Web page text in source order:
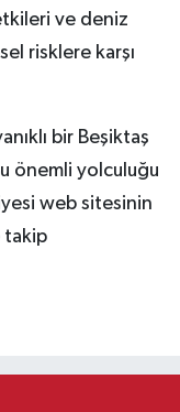
etkileri ve deniz
risklere karşı
bir Beşiktaş
önemli yolculuğu
web sitesinin
takip